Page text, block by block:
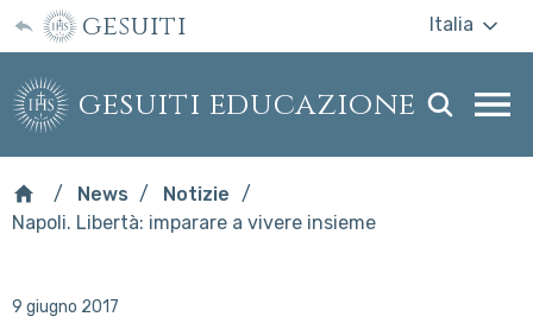
gesuiti Italia
gesuiti educazione
News
Notizie
Napoli. Libertà: imparare a vivere insieme
9 giugno 2017